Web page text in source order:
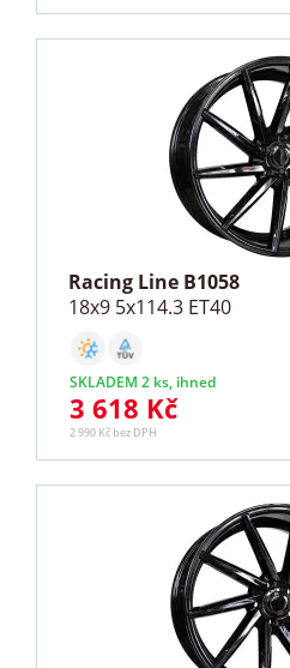
Racing Line B1058
18x9 5x114.3 ET40
SKLADEM 2 ks, ihned
3 618 Kč
2 990 Kč bez DPH